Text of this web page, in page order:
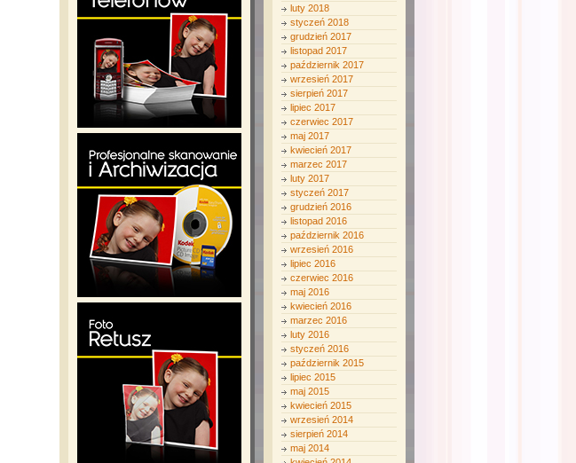
luty 2018
styczeń 2018
grudzień 2017
listopad 2017
październik 2017
wrzesień 2017
sierpień 2017
lipiec 2017
czerwiec 2017
maj 2017
kwiecień 2017
marzec 2017
luty 2017
styczeń 2017
grudzień 2016
listopad 2016
październik 2016
wrzesień 2016
lipiec 2016
czerwiec 2016
maj 2016
kwiecień 2016
marzec 2016
luty 2016
styczeń 2016
październik 2015
lipiec 2015
maj 2015
kwiecień 2015
wrzesień 2014
sierpień 2014
maj 2014